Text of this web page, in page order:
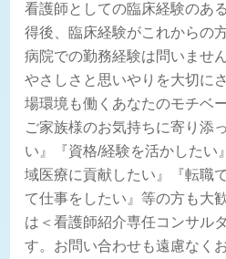
看護師としての臨床経験のあ
得後、臨床経験がこれからの
病院での勤務経験は問いませ
やさしさと思いやりを大切に
場環境も働くあなたのモチベ
ご家族様のお気持ちに寄り添
い』『資格/経験を活かしたい
域医療に貢献したい』『転職
て仕事をしたい』等の方も大
は＜看護師紹介専任コンサル
す。お問い合わせも遠慮なく